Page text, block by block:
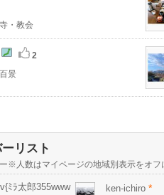
・教会
2
景
リスト
※人数はマイページの地域別表示をオフ
ﾐﾗ太郎355www ken-ichiro *